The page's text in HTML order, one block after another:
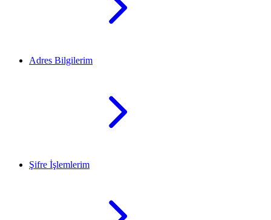
Adres Bilgilerim
Şifre İşlemlerim